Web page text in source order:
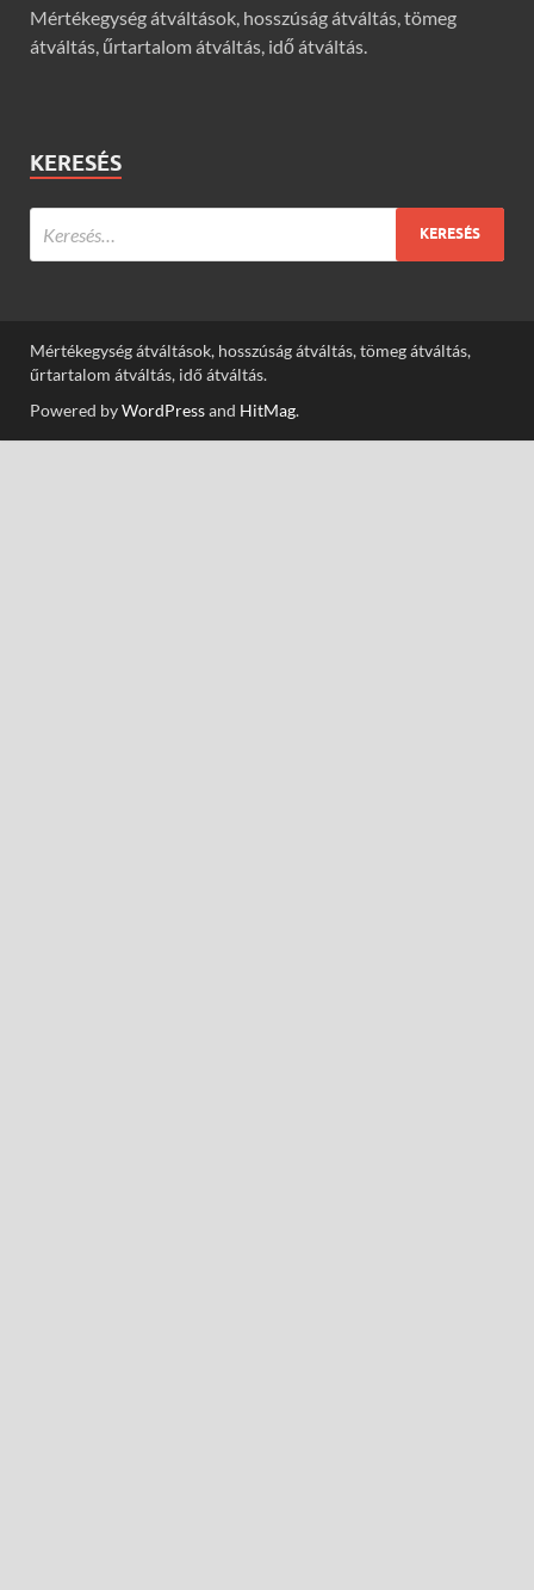
Mértékegység átváltások, hosszúság átváltás, tömeg
átváltás, űrtartalom átváltás, idő átváltás.
KERESÉS
Mértékegység átváltások, hosszúság átváltás, tömeg átváltás,
űrtartalom átváltás, idő átváltás.
Powered byWordPressand HitMag.